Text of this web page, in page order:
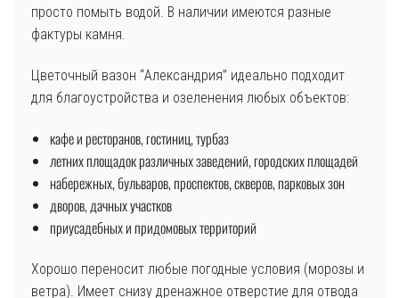
просто помыть водой. В наличии имеются разные
фактуры камня.
Цветочный вазон “Александрия” идеально подходит
для благоустройства и озеленения любых объектов:
кафе и ресторанов, гостиниц, турбаз
летних площадок различных заведений, городских площадей
набережных, бульваров, проспектов, скверов, парковых зон
дворов, дачных участков
приусадебных и придомовых территорий
Хорошо переносит любые погодные условия (морозы и
ветра). Имеет снизу дренажное отверстие для отвода